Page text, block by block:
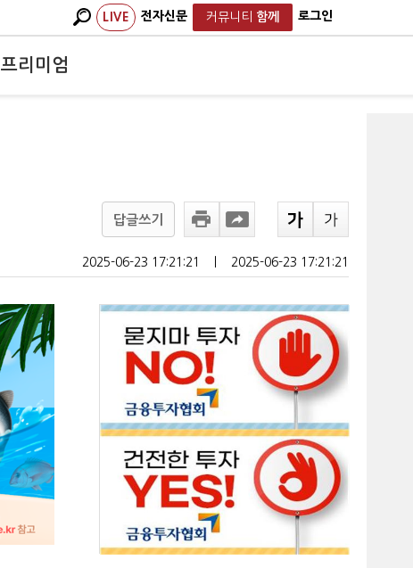
LIVE 전자신문 커뮤니티 함께 로그인
프리미엄
답글쓰기
2025-06-23 17:21:21 2025-06-23 17:21:21